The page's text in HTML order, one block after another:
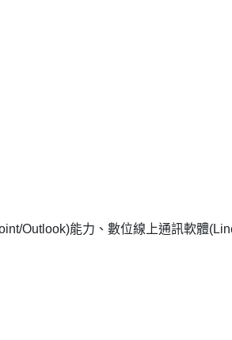
Outlook)能力、數位線上通訊軟體